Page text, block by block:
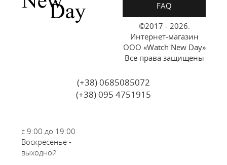
FAQ
©2017 - 2026.
Интернет-магазин
ООО «Watch New Day»
Все права защищены
(+38) 0685085072
(+38) 095 4751915
с 9:00 до 19:00
Воскресенье -
выходной